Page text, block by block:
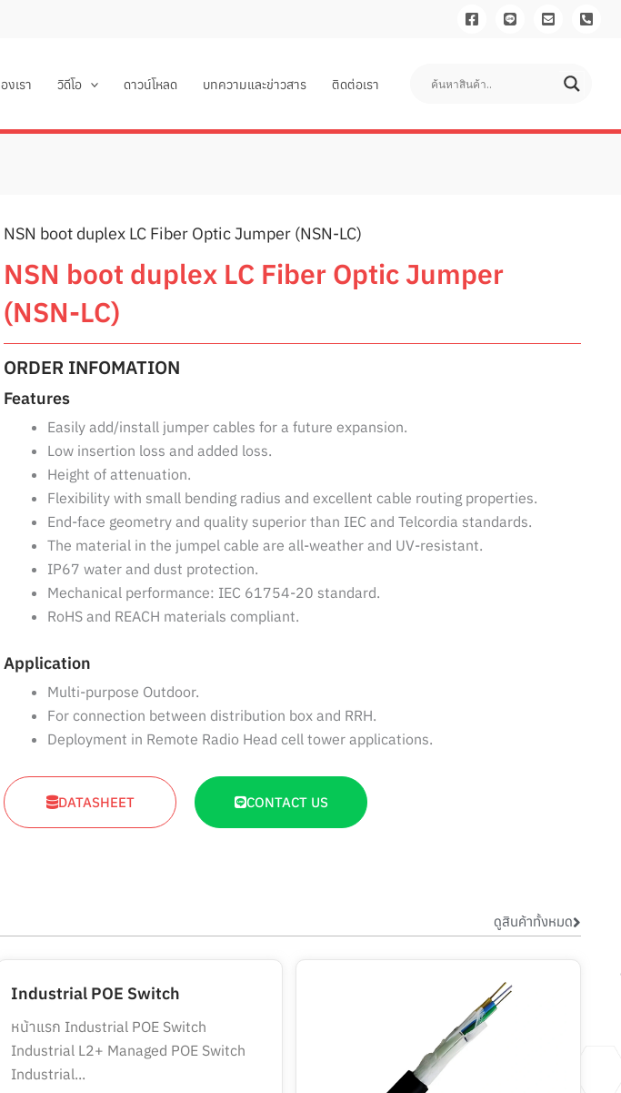
งเรา วิดีโอ ดาวน์โหลด บทความและข่าวสาร ติดต่อเรา
NSN boot duplex LC Fiber Optic Jumper (NSN-LC)
NSN boot duplex LC Fiber Optic Jumper
(NSN-LC)
ORDER INFOMATION
Features
Easily add/install jumper cables for a future expansion.
Low insertion loss and added loss.
Height of attenuation.
Flexibility with small bending radius and excellent cable routing properties.
End-face geometry and quality superior than IEC and Telcordia standards.
The material in the jumpel cable are all-weather and UV-resistant.
IP67 water and dust protection.
Mechanical performance: IEC 61754-20 standard.
RoHS and REACH materials compliant.
Application
Multi-purpose Outdoor.
For connection between distribution box and RRH.
Deployment in Remote Radio Head cell tower applications.
DATASHEET CONTACT US
ดูสินค้าทั้งหมด
Industrial POE Switch
หน้าแรก Industrial POE Switch
Industrial L2+ Managed POE Switch
Industrial...